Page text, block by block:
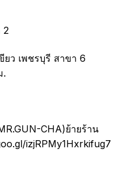
2
ยว เพชรบุรี สาขา 6
.
CHA)ย้ายร้าน
izjRPMy1Hxrkifug7